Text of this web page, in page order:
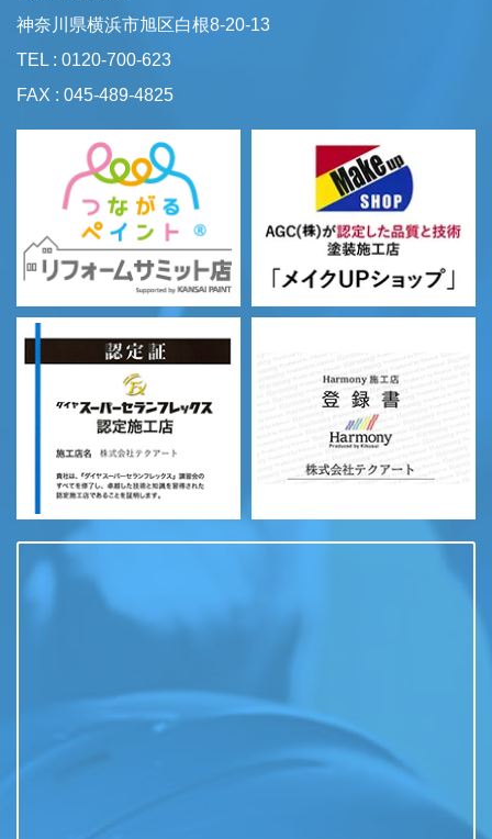
神奈川県横浜市旭区白根8-20-13
TEL : 0120-700-623
FAX : 045-489-4825